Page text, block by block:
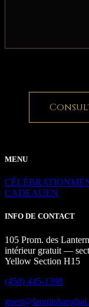
MENU
CÉLÉBRATION
CADEAUEN
INFO DE CONTACT
105 Prom. des
intérieur gratuit —
Yellow Section H15
(450) 445-1398